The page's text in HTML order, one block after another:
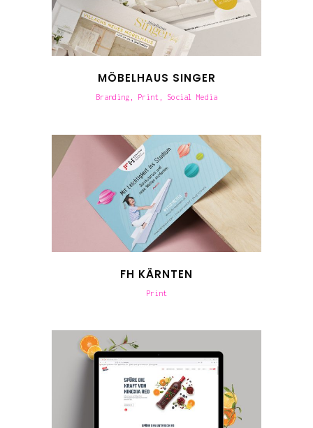
MÖBELHAUS SINGER
Branding, Print, Social Media
FH KÄRNTEN
Print